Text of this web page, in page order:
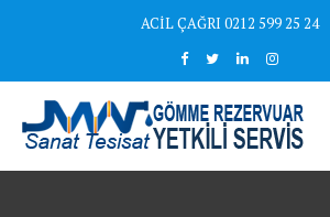
ACİL ÇAĞRI 0212 599 25 24